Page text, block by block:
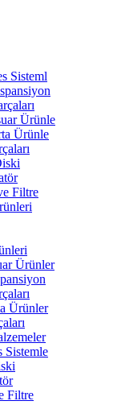
Sisteml
Ürünle
Ürünle
Filtre
Ürünler
Ürünler
Sistemle
Filtre